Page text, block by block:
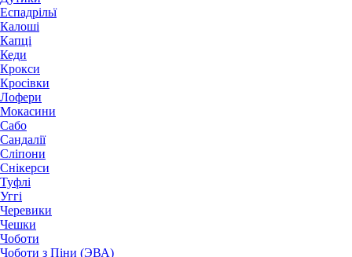
Еспадрільї
Калоші
Капці
Кеди
Крокси
Кросівки
Лофери
Мокасини
Сабо
Сандалії
Сліпони
Снікерси
Туфлі
Уггі
Черевики
Чешки
Чоботи
Чоботи з Піни (ЭВА)